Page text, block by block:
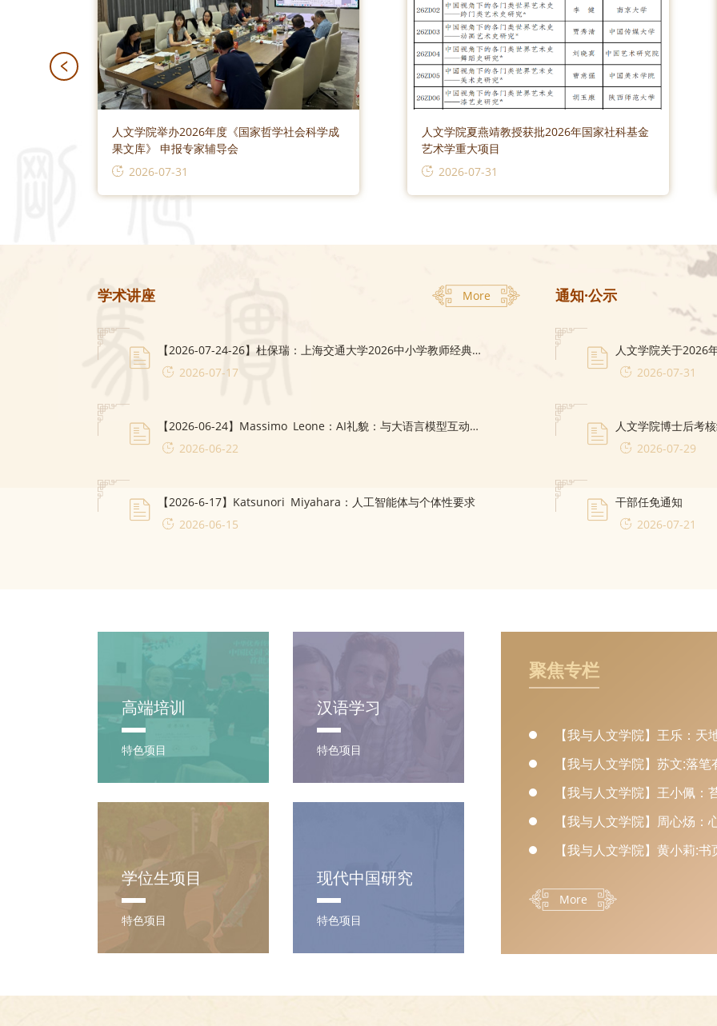
人文学院举办2026年度《国家哲学社会科学成
果文库》 申报专家辅导会
2026-07-31
人文学院夏燕靖教授获批2026年国家社科基金
艺术学重大项目
2026-07-31
学术讲座 More
【2026-07-24-26】杜保瑞：上海交通大学2026中小学教师经典教育&书院文化发展论坛
2026-07-17
【2026-06-24】Massimo Leone：AI礼貌：与大语言模型互动中的文明规范及其意义
2026-06-22
【2026-6-17】Katsunori Miyahara：人工智能体与个体性要求
2026-06-15
通知·公示
人文学院关于2026
2026-07-31
人文学院博士后考
2026-07-29
干部任免通知
2026-07-21
高端培训
特色项目
汉语学习
特色项目
学位生项目
特色项目
现代中国研究
特色项目
聚焦专栏
【我与人文学院】王乐：天
【我与人文学院】苏文:落
【我与人文学院】王小佩
【我与人文学院】周心炀
【我与人文学院】黄小莉:
More